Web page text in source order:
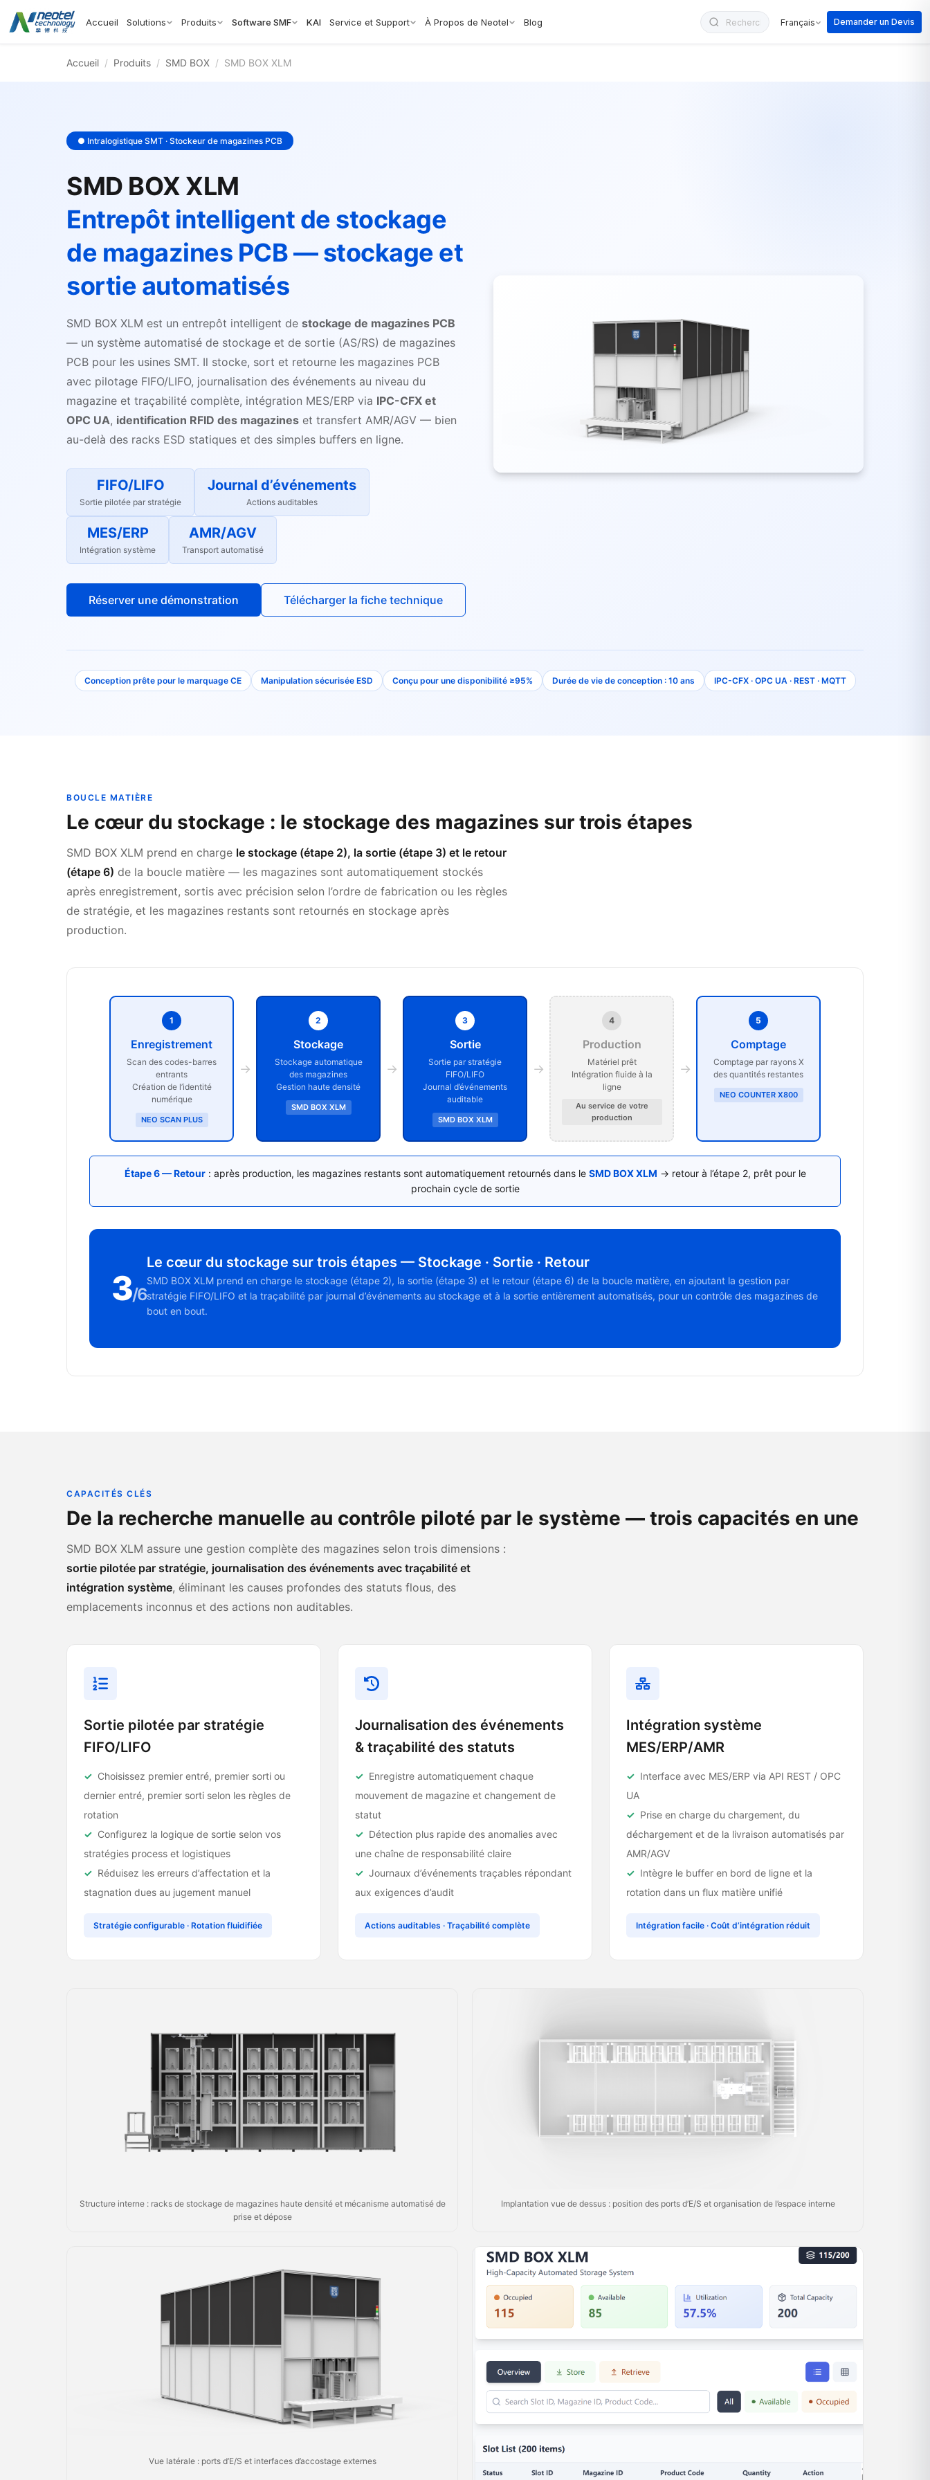
Accueil Solutions Produits Software SMF KAI Service et Support À Propos de Neotel Blog Français Demander un Devis
Accueil / Produits / SMD BOX / SMD BOX XLM
● Intralogistique SMT · Stockeur de magazines PCB
SMD BOX XLM
Entrepôt intelligent de stockage
de magazines PCB — stockage et
sortie automatisés
SMD BOX XLM est un entrepôt intelligent de stockage de magazines PCB
— un système automatisé de stockage et de sortie (AS/RS) de magazines
PCB pour les usines SMT. Il stocke, sort et retourne les magazines PCB
avec pilotage FIFO/LIFO, journalisation des événements au niveau du
magazine et traçabilité complète, intégration MES/ERP via IPC-CFX et
OPC UA, identification RFID des magazines et transfert AMR/AGV — bien
au-delà des racks ESD statiques et des simples buffers en ligne.
FIFO/LIFO
Sortie pilotée par stratégie
Journal d’événements
Actions auditables
MES/ERP
Intégration système
AMR/AGV
Transport automatisé
Réserver une démonstration Télécharger la fiche technique
Conception prête pour le marquage CE Manipulation sécurisée ESD Conçu pour une disponibilité ≥95% Durée de vie de conception : 10 ans IPC-CFX · OPC UA · REST · MQTT
BOUCLE MATIÈRE
Le cœur du stockage : le stockage des magazines sur trois étapes
SMD BOX XLM prend en charge le stockage (étape 2), la sortie (étape 3) et le retour
(étape 6) de la boucle matière — les magazines sont automatiquement stockés
après enregistrement, sortis avec précision selon l’ordre de fabrication ou les règles
de stratégie, et les magazines restants sont retournés en stockage après
production.
1
Enregistrement
Scan des codes-barres
entrants
Création de l’identité
numérique
NEO SCAN PLUS
→
2
Stockage
Stockage automatique
des magazines
Gestion haute densité
SMD BOX XLM
→
3
Sortie
Sortie par stratégie
FIFO/LIFO
Journal d’événements
auditable
SMD BOX XLM
→
4
Production
Matériel prêt
Intégration fluide à la
ligne
Au service de votre
production
→
5
Comptage
Comptage par rayons X
des quantités restantes
NEO COUNTER X800
Étape 6 — Retour: après production, les magazines restants sont automatiquement retournés dans le SMD BOX XLM → retour à l’étape 2, prêt pour le
prochain cycle de sortie
3/6
Le cœur du stockage sur trois étapes — Stockage · Sortie · Retour
SMD BOX XLM prend en charge le stockage (étape 2), la sortie (étape 3) et le retour (étape 6) de la boucle matière, en ajoutant la gestion par
stratégie FIFO/LIFO et la traçabilité par journal d’événements au stockage et à la sortie entièrement automatisés, pour un contrôle des magazines de
bout en bout.
CAPACITÉS CLÉS
De la recherche manuelle au contrôle piloté par le système — trois capacités en une
SMD BOX XLM assure une gestion complète des magazines selon trois dimensions :
sortie pilotée par stratégie, journalisation des événements avec traçabilité et
intégration système, éliminant les causes profondes des statuts flous, des
emplacements inconnus et des actions non auditables.
Sortie pilotée par stratégie
FIFO/LIFO
Choisissez premier entré, premier sorti ou
dernier entré, premier sorti selon les règles de
rotation
Configurez la logique de sortie selon vos
stratégies process et logistiques
Réduisez les erreurs d’affectation et la
stagnation dues au jugement manuel
Stratégie configurable · Rotation fluidifiée
Journalisation des événements
& traçabilité des statuts
Enregistre automatiquement chaque
mouvement de magazine et changement de
statut
Détection plus rapide des anomalies avec
une chaîne de responsabilité claire
Journaux d’événements traçables répondant
aux exigences d’audit
Actions auditables · Traçabilité complète
Intégration système
MES/ERP/AMR
Interface avec MES/ERP via API REST / OPC
UA
Prise en charge du chargement, du
déchargement et de la livraison automatisés par
AMR/AGV
Intègre le buffer en bord de ligne et la
rotation dans un flux matière unifié
Intégration facile · Coût d’intégration réduit
Structure interne : racks de stockage de magazines haute densité et mécanisme automatisé de
prise et dépose
Implantation vue de dessus : position des ports d’E/S et organisation de l’espace interne
Vue latérale : ports d’E/S et interfaces d’accostage externes